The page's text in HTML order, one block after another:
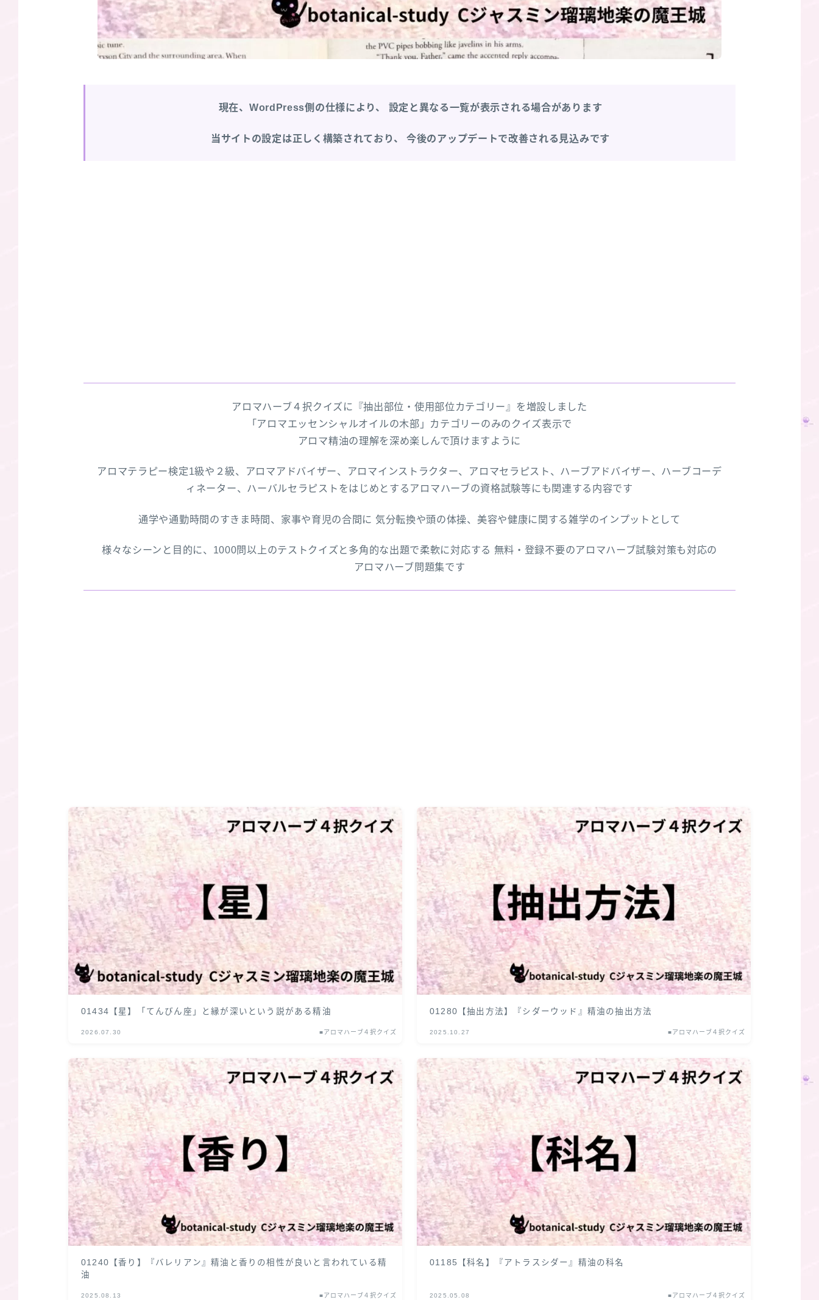
現在、WordPress側の仕様により、 設定と異なる一覧が表示される場合があります
当サイトの設定は正しく構築されており、 今後のアップデートで改善される見込みです
アロマハーブ４択クイズに『抽出部位・使用部位カテゴリー』を増設しました
「アロマエッセンシャルオイルの木部」カテゴリーのみのクイズ表示で
アロマ精油の理解を深め楽しんで頂けますように
アロマテラピー検定1級や２級、アロマアドバイザー、アロマインストラクター、アロマセラピスト、ハーブアドバイザー、ハーブコーデ
ィネーター、ハーバルセラピストをはじめとするアロマハーブの資格試験等にも関連する内容です
通学や通勤時間のすきま時間、家事や育児の合間に 気分転換や頭の体操、美容や健康に関する雑学のインプットとして
様々なシーンと目的に、1000問以上のテストクイズと多角的な出題で柔軟に対応する 無料・登録不要のアロマハーブ試験対策も対応の
アロマハーブ問題集です
01434【星】「てんびん座」と縁が深いという説がある精油
2026.07.30 ■アロマハーブ４択クイズ
01280【抽出方法】『シダーウッド』精油の抽出方法
2025.10.27 ■アロマハーブ４択クイズ
01240【香り】『バレリアン』精油と香りの相性が良いと言われている精
油
2025.08.13 ■アロマハーブ４択クイズ
01185【科名】『アトラスシダー』精油の科名
2025.05.08 ■アロマハーブ４択クイズ